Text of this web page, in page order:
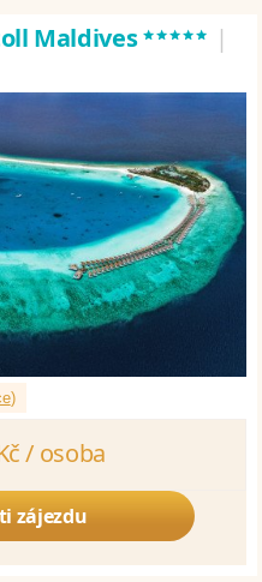
Maldives***** |
)
/ osoba
zájezdu